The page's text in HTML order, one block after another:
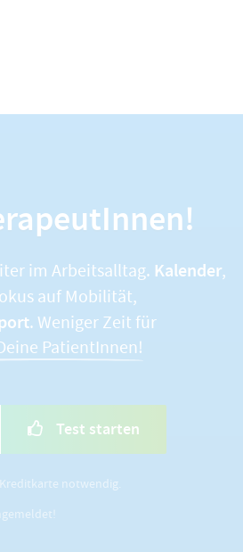
im Arbeitsalltag. Kalender,
auf Mobilität,
. Weniger Zeit für
PatientInnen!
Test starten
notwendig.